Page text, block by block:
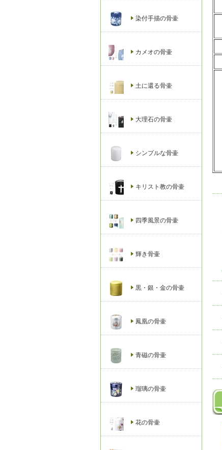
染付手描の骨壷
カメオの骨壷
土に還る骨壷
大理石の骨壷
シンプルな骨壷
キリスト教の骨壷
四季風景の骨壷
輝き骨壷
黒・銀・金の骨壷
鳳凰の骨壷
青磁の骨壷
瑠璃の骨壷
花の骨壷